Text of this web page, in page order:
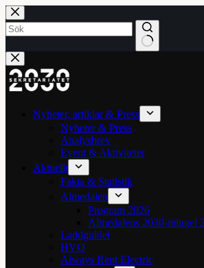
Hoppa
till
innehåll
Inga
resultat
Nyheter, artiklar & Press
Nyheter & Press
Analysbrev
Event & Aktiviteter
Aktuellt
Fakta & Statistik
Almedalen
Program 2026
Almedalens 2030-mingel
Laddguldet
HVO
Always Rent Electric